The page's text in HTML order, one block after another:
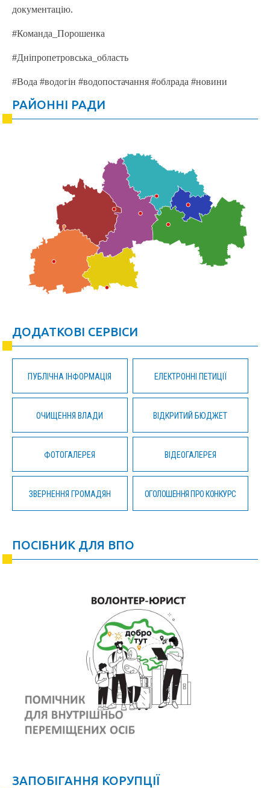
документацію.
#Команда_Порошенка
#Дніпропетровська_область
#Вода #водогін #водопостачання #облрада #новини
РАЙОННІ РАДИ
ДОДАТКОВІ СЕРВІСИ
ПУБЛІЧНА ІНФОРМАЦІЯ ЕЛЕКТРОННІ ПЕТИЦІЇ
ОЧИЩЕННЯ ВЛАДИ ВІДКРИТИЙ БЮДЖЕТ
ФОТОГАЛЕРЕЯ ВІДЕОГАЛЕРЕЯ
ЗВЕРНЕННЯ ГРОМАДЯН ОГОЛОШЕННЯ ПРО КОНКУРС
ПОСІБНИК ДЛЯ ВПО
ЗАПОБІГАННЯ КОРУПЦІЇ